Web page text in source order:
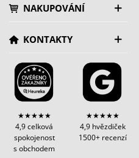
NAKUPOVÁNÍ
KONTAKTY
★★★★★
4,9 celková
spokojenost
s obchodem
★★★★★
4,9 hvězdiček
1500+ recenzí